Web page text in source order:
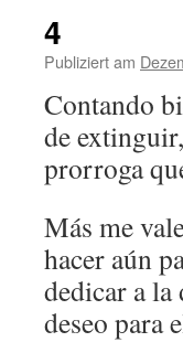
4
Publiziert am
Contando
de
prorroga
Más me
hacer aún
dedicar a
deseo para